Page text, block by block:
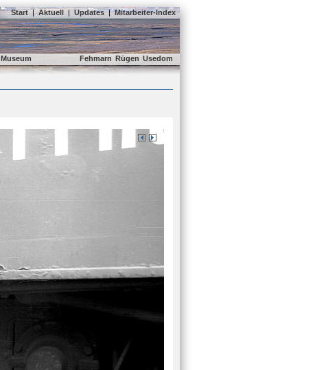
Start | Aktuell | Updates | Mitarbeiter-Index
Museum Fehmarn Rügen Usedom